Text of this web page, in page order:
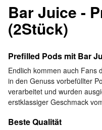
Bar Juice -
(2Stück)
Prefilled Pods mit Bar
Endlich kommen auch Fans
in den Genuss vorbefüllter
verarbeitet und wurden
erstklassiger Geschmack
Beste Qualität